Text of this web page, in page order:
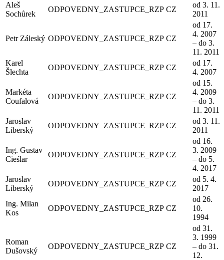
Aleš
Sochůrek
ODPOVEDNY_ZASTUPCE_RZP CZ
od 3. 11.
2011
Petr Záleský ODPOVEDNY_ZASTUPCE_RZP CZ
od 17.
4. 2007
– do 3.
11. 2011
Karel
Šlechta
ODPOVEDNY_ZASTUPCE_RZP CZ
od 17.
4. 2007
Markéta
Coufalová
ODPOVEDNY_ZASTUPCE_RZP CZ
od 15.
4. 2009
– do 3.
11. 2011
Jaroslav
Liberský
ODPOVEDNY_ZASTUPCE_RZP CZ
od 3. 11.
2011
Ing. Gustav
Cieślar
ODPOVEDNY_ZASTUPCE_RZP CZ
od 16.
3. 2009
– do 5.
4. 2017
Jaroslav
Liberský
ODPOVEDNY_ZASTUPCE_RZP CZ
od 5. 4.
2017
Ing. Milan
Kos
ODPOVEDNY_ZASTUPCE_RZP CZ
od 26.
10.
1994
Roman
Dušovský
ODPOVEDNY_ZASTUPCE_RZP CZ
od 31.
3. 1999
– do 31.
12.